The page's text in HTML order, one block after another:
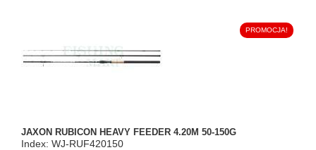
PROMOCJA!
JAXON RUBICON HEAVY FEEDER 4.20M 50-150G
Index: WJ-RUF420150